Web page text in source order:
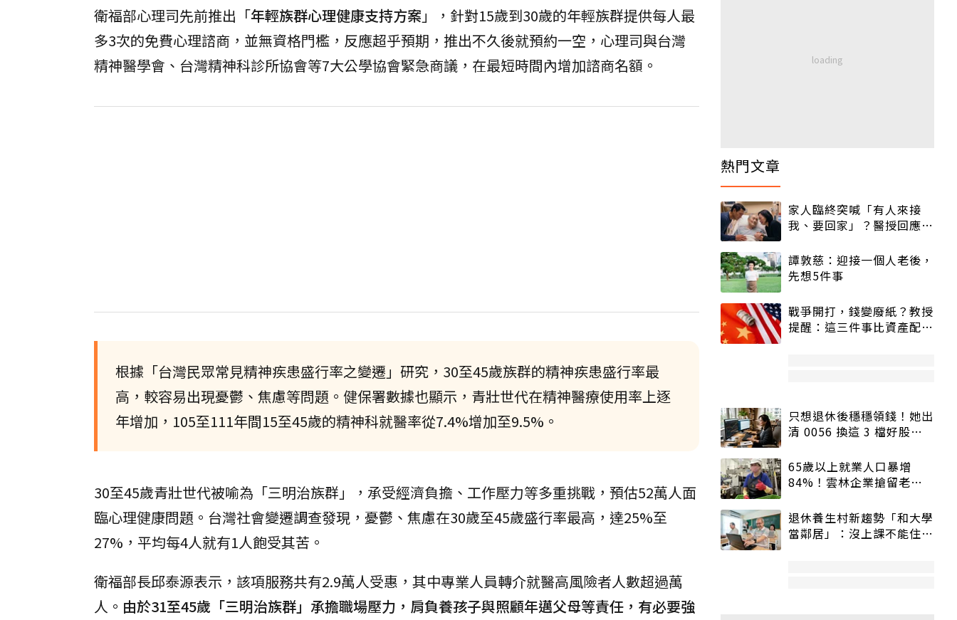
衛福部心理司先前推出「年輕族群心理健康支持方案 」，針對15歲到30歲的年輕族群提供每人最
多3次的免費心理諮商，並無資格門檻，反應超乎預期，推出不久後就預約一空，心理司與台灣
精神醫學會、台灣精神科診所協會等7大公學協會緊急商議，在最短時間內增加諮商名額。
根據「台灣民眾常見精神疾患盛行率之變遷」研究，30至45歲族群的精神疾患盛行率最
高，較容易出現憂鬱、焦慮等問題。健保署數據也顯示，青壯世代在精神醫療使用率上逐
年增加，105至111年間15至45歲的精神科就醫率從7.4%增加至9.5%。
30至45歲青壯世代被喻為「三明治族群」，承受經濟負擔、工作壓力等多重挑戰，預估52萬人面
臨心理健康問題。台灣社會變遷調查發現，憂鬱、焦慮在30歲至45歲盛行率最高，達25%至
27%，平均每4人就有1人飽受其苦。
衛福部長邱泰源表示，該項服務共有2.9萬人受惠，其中專業人員轉介就醫高風險者人數超過萬
人。 由於31至45歲「三明治族群」承擔職場壓力，肩負養孩子與照顧年邁父母等責任，有必要強
熱門文章
家人臨終突喊「有人來接
我、要回家」？醫授回應方
譚敦慈：迎接一個人老後，
先想5件事
戰爭開打，錢變廢紙？教授
提醒：這三件事比資產配置
只想退休後穩穩領錢！她出
清 0056 換這 3 檔好股：
65歲以上就業人口暴增
84%！雲林企業搶留老員
退休養生村新趨勢「和大學
當鄰居」：沒上課不能住、